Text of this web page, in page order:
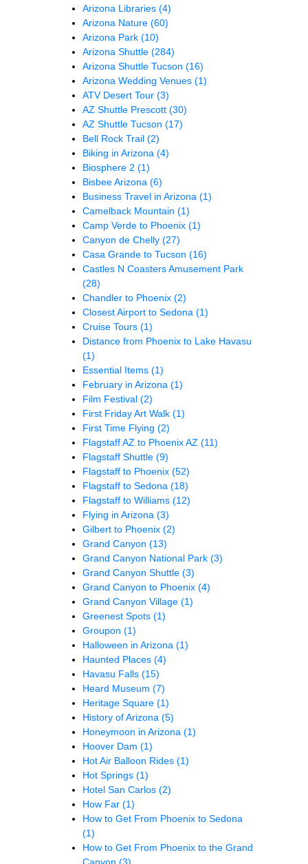
Arizona Libraries (4)
Arizona Nature (60)
Arizona Park (10)
Arizona Shuttle (284)
Arizona Shuttle Tucson (16)
Arizona Wedding Venues (1)
ATV Desert Tour (3)
AZ Shuttle Prescott (30)
AZ Shuttle Tucson (17)
Bell Rock Trail (2)
Biking in Arizona (4)
Biosphere 2 (1)
Bisbee Arizona (6)
Business Travel in Arizona (1)
Camelback Mountain (1)
Camp Verde to Phoenix (1)
Canyon de Chelly (27)
Casa Grande to Tucson (16)
Castles N Coasters Amusement Park
(28)
Chandler to Phoenix (2)
Closest Airport to Sedona (1)
Cruise Tours (1)
Distance from Phoenix to Lake Havasu
(1)
Essential Items (1)
February in Arizona (1)
Film Festival (2)
First Friday Art Walk (1)
First Time Flying (2)
Flagstaff AZ to Phoenix AZ (11)
Flagstaff Shuttle (9)
Flagstaff to Phoenix (52)
Flagstaff to Sedona (18)
Flagstaff to Williams (12)
Flying in Arizona (3)
Gilbert to Phoenix (2)
Grand Canyon (13)
Grand Canyon National Park (3)
Grand Canyon Shuttle (3)
Grand Canyon to Phoenix (4)
Grand Canyon Village (1)
Greenest Spots (1)
Groupon (1)
Halloween in Arizona (1)
Haunted Places (4)
Havasu Falls (15)
Heard Museum (7)
Heritage Square (1)
History of Arizona (5)
Honeymoon in Arizona (1)
Hoover Dam (1)
Hot Air Balloon Rides (1)
Hot Springs (1)
Hotel San Carlos (2)
How Far (1)
How to Get From Phoenix to Sedona
(1)
How to Get From Phoenix to the Grand
Canyon (3)